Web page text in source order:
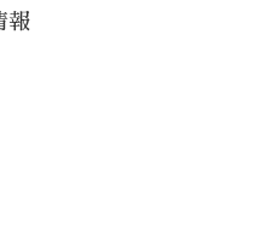
報